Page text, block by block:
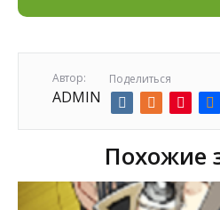
Автор:
ADMIN
Поделиться
Похожие